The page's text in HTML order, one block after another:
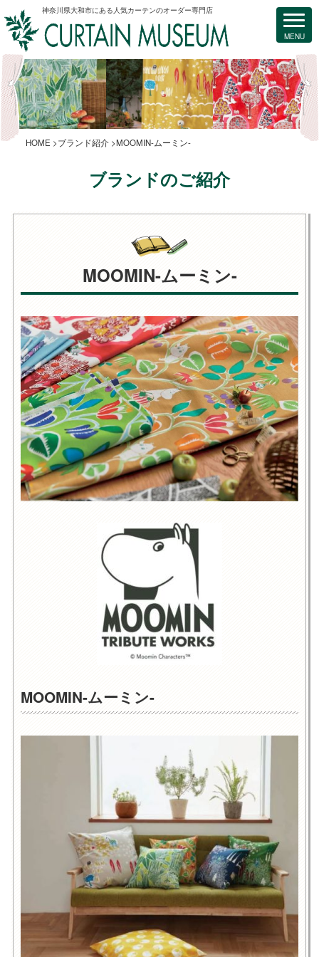
神奈川県大和市にある人気カーテンのオーダー専門店
HOME ブランド紹介 MOOMIN-ムーミン-
ブランドのご紹介
MOOMIN-ムーミン-
MOOMIN-ムーミン-